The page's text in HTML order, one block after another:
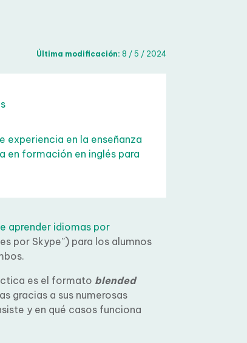
Última modificación:8 / 5 / 2024
experiencia en la enseñanza
en formación en inglés para
aprender idiomas por
por Skype”) para los alumnos
es el formato blended
gracias a sus numerosas
y en qué casos funciona